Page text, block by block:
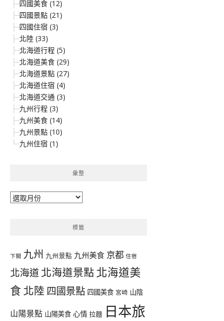
四國美食 (12)
四國景點 (21)
四國住宿 (3)
北陸 (33)
北海道行程 (5)
北海道美食 (29)
北海道景點 (27)
北海道住宿 (4)
北海道交通 (3)
九州行程 (3)
九州美食 (14)
九州景點 (10)
九州住宿 (1)
彙整
彙
標籤
下關 九州 九州景點 九州美食 京都 住宿
北海道北海道景點 北海道美
食 北陸 四國景點 四國美食 宮崎 山陰
山陽景點 山陽美食 心情 拉麵 日本旅